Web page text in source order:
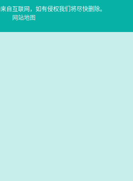
自互联网，如有侵权我们将尽快删除。
网站地图